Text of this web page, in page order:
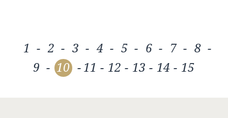
-
1 -
2 -
3 -
4 -
5 -
6 -
7 -
8
-
9 10- -
11 -
12 -
13 -
14 15